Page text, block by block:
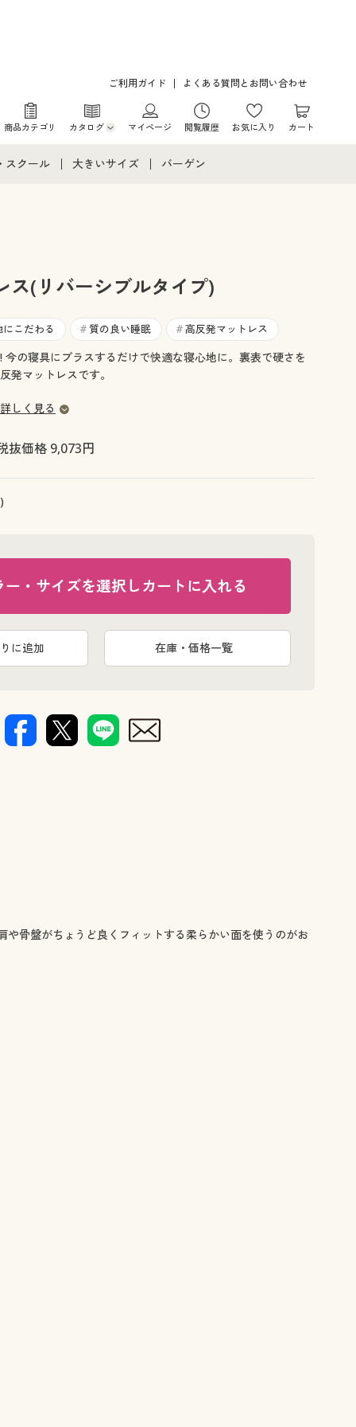
ご利用ガイド よくある質問とお問い合わせ
商品カテゴリ カタログ
カタログ・チラシからのご注文
マイページ 閲覧履歴 お気に入り カート
スクール
ア・ティーンズ下着
大きいサイズ
大きいサイズ レディース下着
大きいサイズ メンズ
大きいサイズ 事務・制服
バーゲン
バーシブルタイプの高反発マットレスです。
ス(リバーシブルタイプ)
こだわる # 質の良い睡眠 # 高反発マットレス
今の寝具にプラスするだけで快適な寝心地に。裏表で硬さを
発マットレスです。
しく見る
抜価格 9,073円
ー・サイズを選択しカートに入れる
に追加 在庫・価格一覧
骨盤がちょうど良くフィットする柔らかい面を使うのがお